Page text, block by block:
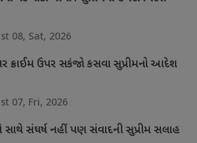
08, Sat, 2026
ક્રાઈમ ઉપર સકંજો કસવા સુપ્રીમનો આદેશ
07, Fri, 2026
સાથે સંઘર્ષ નહીં પણ સંવાદની સુપ્રીમ સલાહ